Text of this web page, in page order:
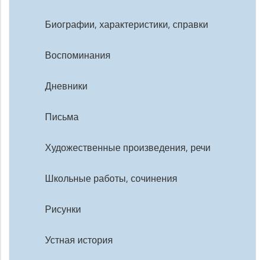
Биографии, характеристики, справки
Воспоминания
Дневники
Письма
Художественные произведения, речи
Школьные работы, сочинения
Рисунки
Устная история